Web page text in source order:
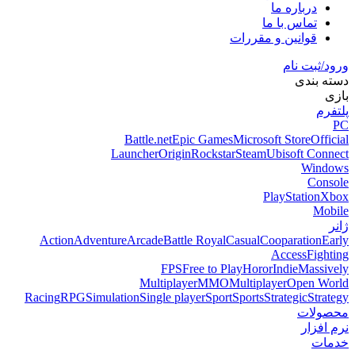
درباره ما
تماس با ما
قوانین و مقررات
ورود/ثبت نام
دسته بندی
بازی
پلتفرم
PC
Battle.netEpic GamesMicrosoft StoreOfficial
LauncherOriginRockstarSteamUbisoft Connect
Windows
Console
PlayStationXbox
Mobile
ژانر
ActionAdventureArcadeBattle RoyalCasualCooparationEarly
AccessFighting
FPSFree to PlayHororIndieMassively
MultiplayerMMOMultiplayerOpen World
RacingRPGSimulationSingle playerSportSportsStrategicStrategy
محصولات
نرم افزار
خدمات